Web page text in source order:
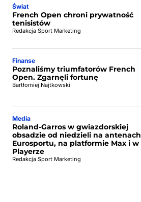
Świat
French Open chroni prywatność
tenisistów
Redakcja Sport Marketing
Finanse
Poznaliśmy triumfatorów French
Open. Zgarnęli fortunę
Bartłomiej Najtkowski
Media
Roland-Garros w gwiazdorskiej
obsadzie od niedzieli na antenach
Eurosportu, na platformie Max i w
Playerze
Redakcja Sport Marketing